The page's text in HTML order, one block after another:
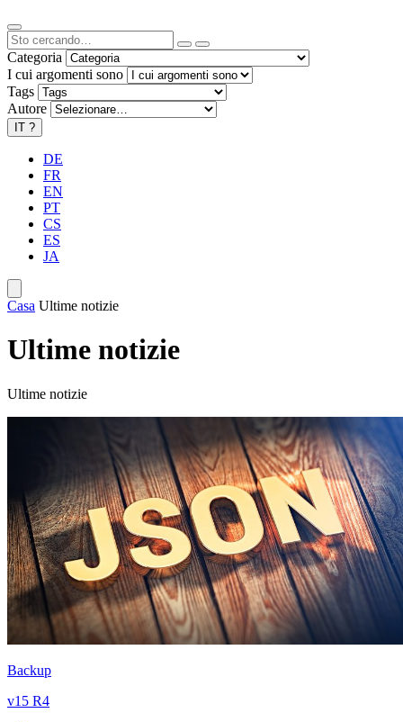
Categoria
I cui argomenti sono
Tags
Autore
IT ?
DE
FR
EN
PT
CS
ES
JA
Casa Ultime notizie
Ultime notizie
Ultime notizie
Backup
v15 R4